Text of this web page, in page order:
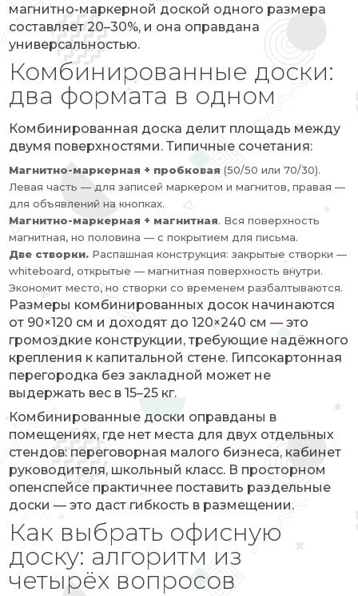
магнитно-маркерной доской одного размера
составляет 20–30%, и она оправдана
универсальностью.
Комбинированные доски:
два формата в одном
Комбинированная доска делит площадь между
двумя поверхностями. Типичные сочетания:
Магнитно-маркерная + пробковая (50/50 или 70/30).
Левая часть — для записей маркером и магнитов, правая —
для объявлений на кнопках.
Магнитно-маркерная + магнитная. Вся поверхность
магнитная, но половина — с покрытием для письма.
Две створки. Распашная конструкция: закрытые створки —
whiteboard, открытые — магнитная поверхность внутри.
Экономит место, но створки со временем разбалтываются.
Размеры комбинированных досок начинаются
от 90×120 см и доходят до 120×240 см — это
громоздкие конструкции, требующие надёжного
крепления к капитальной стене. Гипсокартонная
перегородка без закладной может не
выдержать вес в 15–25 кг.
Комбинированные доски оправданы в
помещениях, где нет места для двух отдельных
стендов: переговорная малого бизнеса, кабинет
руководителя, школьный класс. В просторном
опенспейсе практичнее поставить раздельные
доски — это даст гибкость в размещении.
Как выбрать офисную
доску: алгоритм из
четырёх вопросов